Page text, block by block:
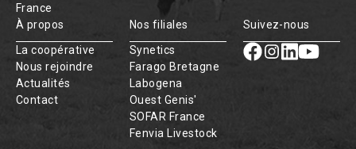
France
À propos
La coopérative
Nous rejoindre
Actualités
Contact
Nos filiales
Synetics
Farago Bretagne
Labogena
Ouest Genis'
SOFAR France
Fenvia Livestock
Suivez-nous